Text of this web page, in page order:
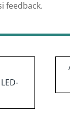
feedback.